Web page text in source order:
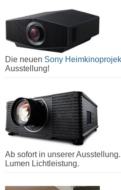
Die neuen Sony
Ausstellung!
Ab sofort in unserer
Lumen Lichtleistung.